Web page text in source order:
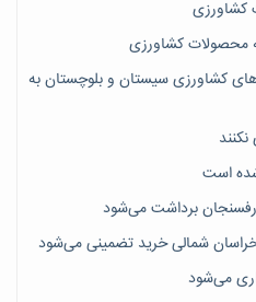
کشاورزی
از زمین های کشاورزی سیستان و بلوچستان به
خراسان شمالی خرید تضمینی می‌شود
می‌شود